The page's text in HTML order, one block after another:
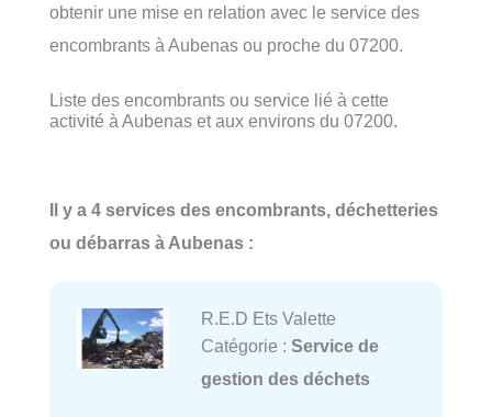
obtenir une mise en relation avec le service des
encombrants à Aubenas ou proche du 07200.
Liste des encombrants ou service lié à cette
activité à Aubenas et aux environs du 07200.
Il y a 4 services des encombrants, déchetteries
ou débarras à Aubenas :
R.E.D Ets Valette
Catégorie : Service de
gestion des déchets